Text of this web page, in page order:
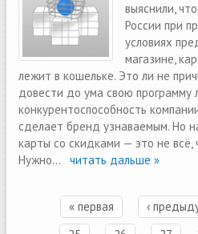
выяснили,
России при
условиях
магазине,
лежит в кошельке. Это ли не
довести до ума свою программу
конкурентоспособность
сделает бренд узнаваемым. Но
карты со скидками — это не всё,
Нужно... читать дальше »
Страницы
« первая ‹